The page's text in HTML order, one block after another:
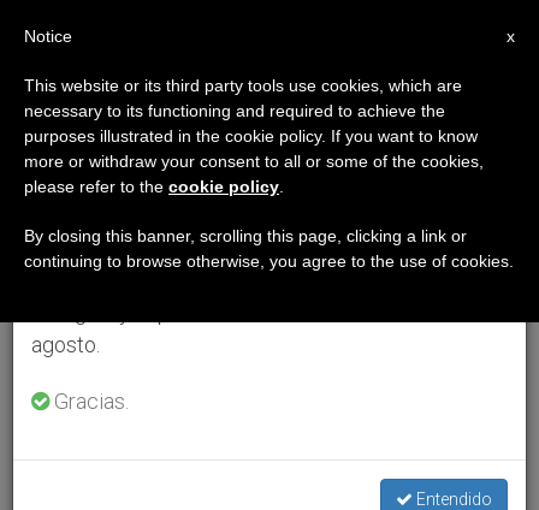
×
Aviso importante
Del 27 de julio al 7 de agosto haremos la pausa
anual, aprovechando que en el periodo de verano
se generan menos informaciones y también el
agosto.
Gracias.
Entendido
x
Notice
This website or its third party tools use cookies, which are
necessary to its functioning and required to achieve the
purposes illustrated in the cookie policy. If you want to know
more or withdraw your consent to all or some of the cookies,
please refer to the cookie policy
By closing this banner, scrolling this page, clicking a link or
continuing to browse otherwise, you agree to the use of cookies.